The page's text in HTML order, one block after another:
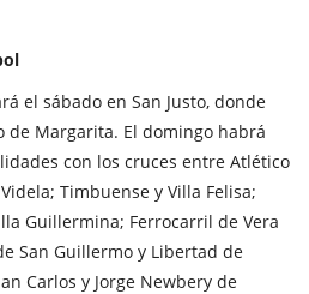
el sábado en San Justo, donde
de Margarita. El domingo habrá
con los cruces entre Atlético
Timbuense y Villa Felisa;
Guillermina; Ferrocarril de Vera
San Guillermo y Libertad de
Carlos y Jorge Newbery de